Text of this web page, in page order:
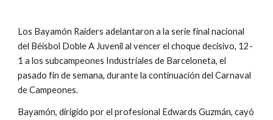
Los Bayamón Raiders adelantaron a la serie final nacional
del Béisbol Doble A Juvenil al vencer el choque decisivo, 12-
1 a los subcampeones Industriales de Barceloneta, el
pasado fin de semana, durante la continuación del Carnaval
de Campeones.
Bayamón, dirigido por el profesional Edwards Guzmán, cayó